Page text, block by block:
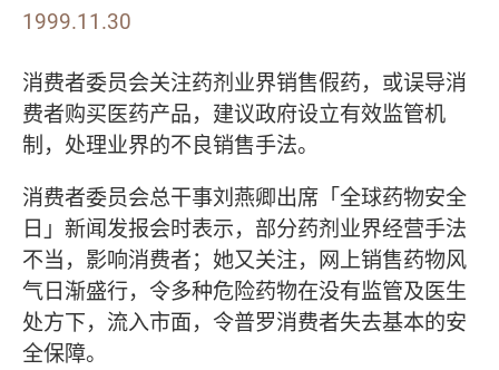
1999.11.30
消费者委员会关注药剂业界销售假药，或误导消
费者购买医药产品，建议政府设立有效监管机
制，处理业界的不良销售手法。
消费者委员会总干事刘燕卿出席「全球药物安全
日」新闻发报会时表示，部分药剂业界经营手法
不当，影响消费者；她又关注，网上销售药物风
气日渐盛行，令多种危险药物在没有监管及医生
处方下，流入市面，令普罗消费者失去基本的安
全保障。